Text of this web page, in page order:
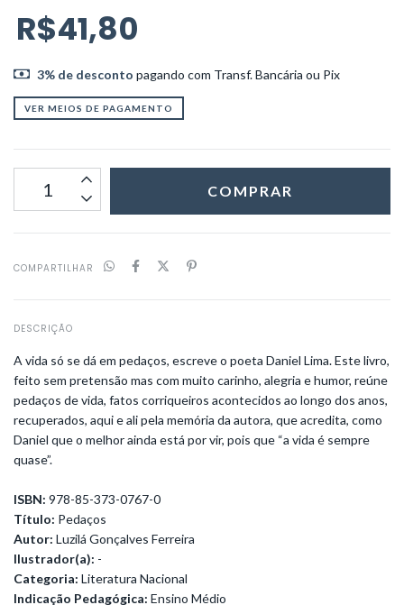
R$41,80
3% de desconto pagando com Transf. Bancária ou Pix
VER MEIOS DE PAGAMENTO
COMPARTILHAR
DESCRIÇÃO
A vida só se dá em pedaços, escreve o poeta Daniel Lima. Este livro,
feito sem pretensão mas com muito carinho, alegria e humor, reúne
pedaços de vida, fatos corriqueiros acontecidos ao longo dos anos,
recuperados, aqui e ali pela memória da autora, que acredita, como
Daniel que o melhor ainda está por vir, pois que “a vida é sempre
quase”.
ISBN: 978-85-373-0767-0
Título: Pedaços
Autor: Luzilá Gonçalves Ferreira
Ilustrador(a): -
Categoria: Literatura Nacional
Indicação Pedagógica: Ensino Médio